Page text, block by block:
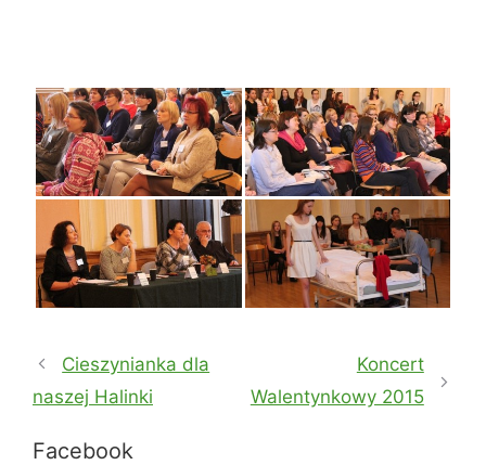
Cieszynianka dla
naszej Halinki
Koncert
Walentynkowy 2015
Facebook